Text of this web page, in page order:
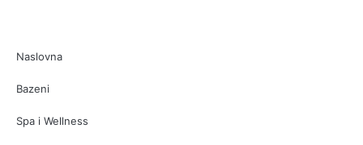
Naslovna
Bazeni
Spa i Wellness